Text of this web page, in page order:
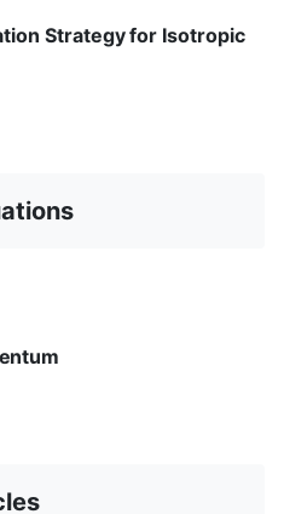
Strategy for Isotropic